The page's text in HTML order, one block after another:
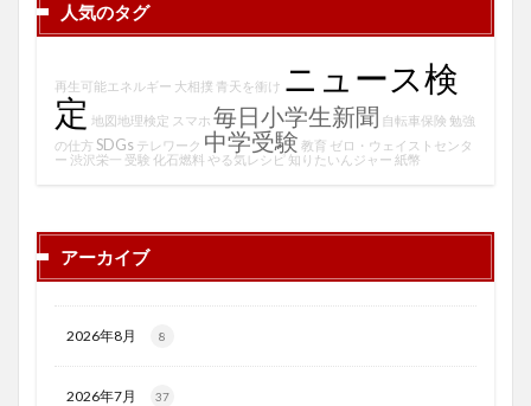
人気のタグ
再生可能エネルギー 大相撲 青天を衝け ニュース検
定 地図地理検定 スマホ 毎日小学生新聞 自転車保険 勉強
の仕方 SDGs テレワーク 中学受験 教育 ゼロ・ウェイストセンタ
ー 渋沢栄一 受験 化石燃料 やる気レシピ 知りたいんジャー 紙幣
アーカイブ
2026年8月 8
2026年7月 37